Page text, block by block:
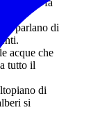
parlano di
acque che
tutto il
di
si